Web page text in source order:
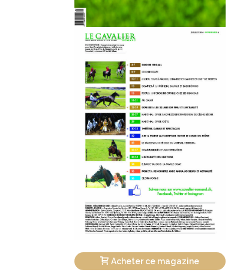
Acheter ce magazine